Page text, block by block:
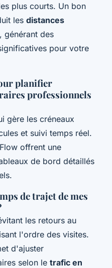
plus courts. Un bon
les distances
générant des
pour votre
planifier
professionnels
gère les créneaux
et suivi temps réel.
offrent une
de bord détaillés
de trajet de mes
les retours au
l'ordre des visites.
d'ajuster
selon le trafic en